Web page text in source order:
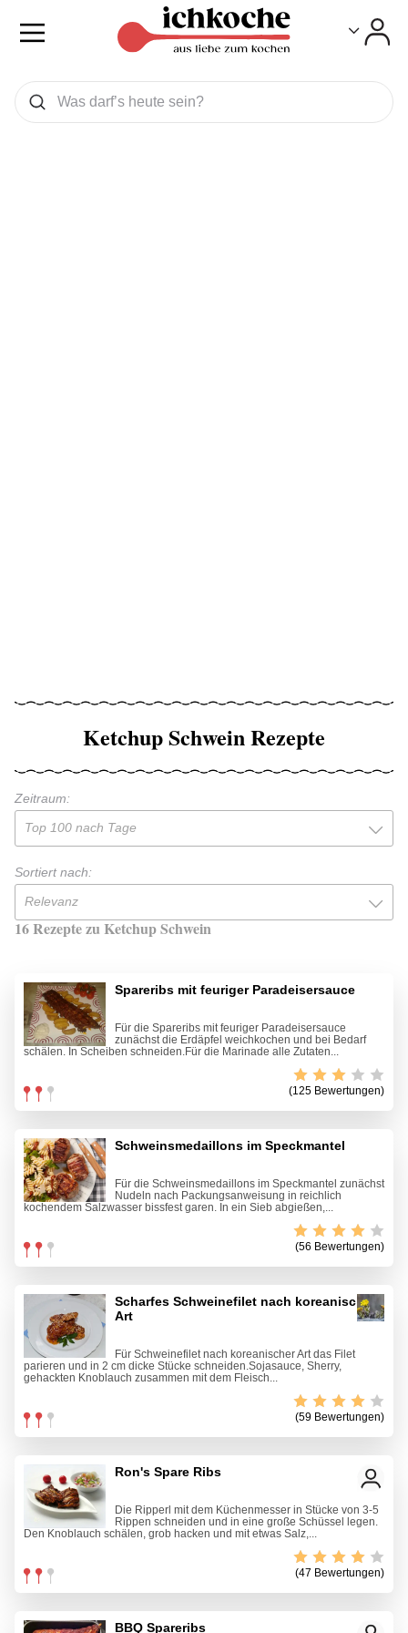
Was wollen Sie suchen
Suchen
Ketchup Schwein Rezepte
Zeitraum:
Top 100 nach Tage
Sortiert nach:
Relevanz
16 Rezepte zu Ketchup Schwein
Spareribs mit feuriger Paradeisersauce
Für die Spareribs mit feuriger Paradeisersauce
zunächst die Erdäpfel weichkochen und bei Bedarf
schälen. In Scheiben schneiden.Für die Marinade alle Zutaten...
(125 Bewertungen)
Schweinsmedaillons im Speckmantel
Für die Schweinsmedaillons im Speckmantel zunächst
Nudeln nach Packungsanweisung in reichlich
kochendem Salzwasser bissfest garen. In ein Sieb abgießen,...
(56 Bewertungen)
Scharfes Schweinefilet nach koreanischer
Art
Für Schweinefilet nach koreanischer Art das Filet
parieren und in 2 cm dicke Stücke schneiden.Sojasauce, Sherry,
gehackten Knoblauch zusammen mit dem Fleisch...
(59 Bewertungen)
Ron's Spare Ribs
Die Ripperl mit dem Küchenmesser in Stücke von 3-5
Rippen schneiden und in eine große Schüssel legen.
Den Knoblauch schälen, grob hacken und mit etwas Salz,...
(47 Bewertungen)
BBQ Spareribs